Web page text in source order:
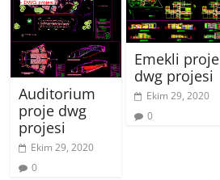
Auditorium
proje dwg
projesi
Ekim 29, 2020
0
Emekli proje
dwg projesi
Ekim 29, 2020
0